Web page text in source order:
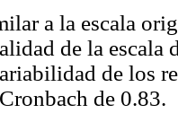
a la escala
de la escala
de los
de 0.83.